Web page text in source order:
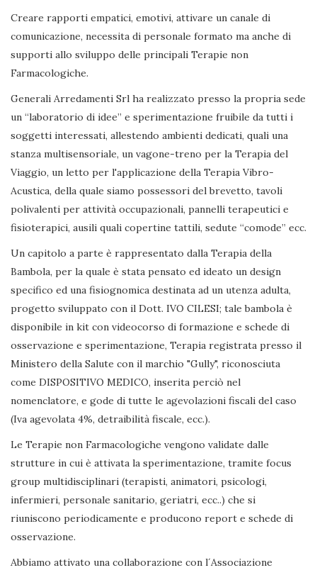
Creare rapporti empatici, emotivi, attivare un canale di
comunicazione, necessita di personale formato ma anche di
supporti allo sviluppo delle principali Terapie non
Farmacologiche.
Generali Arredamenti Srl ha realizzato presso la propria sede
un “laboratorio di idee” e sperimentazione fruibile da tutti i
soggetti interessati, allestendo ambienti dedicati, quali una
stanza multisensoriale, un vagone-treno per la Terapia del
Viaggio, un letto per l'applicazione della Terapia Vibro-
Acustica, della quale siamo possessori del brevetto, tavoli
polivalenti per attività occupazionali, pannelli terapeutici e
fisioterapici, ausili quali copertine tattili, sedute “comode” ecc.
Un capitolo a parte è rappresentato dalla Terapia della
Bambola, per la quale è stata pensato ed ideato un design
specifico ed una fisiognomica destinata ad un utenza adulta,
progetto sviluppato con il Dott. IVO CILESI; tale bambola è
disponibile in kit con videocorso di formazione e schede di
osservazione e sperimentazione, Terapia registrata presso il
Ministero della Salute con il marchio "Gully", riconosciuta
come DISPOSITIVO MEDICO, inserita perciò nel
nomenclatore, e gode di tutte le agevolazioni fiscali del caso
(Iva agevolata 4%, detraibilità fiscale, ecc.).
Le Terapie non Farmacologiche vengono validate dalle
strutture in cui è attivata la sperimentazione, tramite focus
group multidisciplinari (terapisti, animatori, psicologi,
infermieri, personale sanitario, geriatri, ecc..) che si
riuniscono periodicamente e producono report e schede di
osservazione.
Abbiamo attivato una collaborazione con l´Associazione